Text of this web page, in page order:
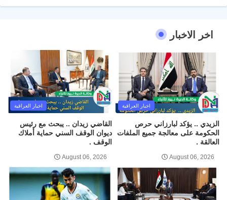
اخر الاخبار
اخبار العراقية
الزيدي .. يؤكد لبارزاني حرص
الحكومة على معالجة جميع الملفات
العالقة .
August 06, 2026
اخبار العراقية
القاضي زيدان .. يبحث مع رئيس
ديوان الوقف السني حماية أملاك
الوقف .
August 06, 2026